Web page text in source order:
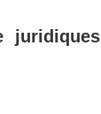
juridiques